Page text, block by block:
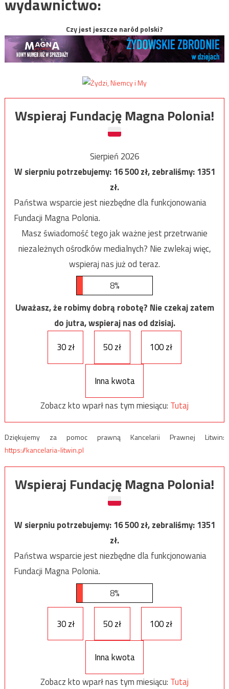
Czy jest jeszcze naród polski?
Wspieraj Fundację Magna Polonia!
Sierpień 2026
W sierpniu potrzebujemy:16 500zł, zebraliśmy:1351
zł.
Państwa wsparcie jest niezbędne dla funkcjonowania
Fundacji Magna Polonia.
Masz świadomość tego jak ważne jest przetrwanie
niezależnych ośrodków medialnych? Nie zwlekaj więc,
wspieraj nas już od teraz.
8%
Uważasz, że robimy dobrą robotę? Nie czekaj zatem
do jutra, wspieraj nas od dzisiaj.
30 zł
50 zł 100 zł
Inna kwota
Zobacz kto wparł nas tym miesiącu: Tutaj
Dziękujemy za pomoc prawną Kancelarii Prawnej Litwin:
https://kancelaria-litwin.pl
Wspieraj Fundację Magna Polonia!
W sierpniu potrzebujemy:16 500zł, zebraliśmy:1351
zł.
Państwa wsparcie jest niezbędne dla funkcjonowania
Fundacji Magna Polonia.
8%
30 zł 50 zł 100 zł
Inna kwota
Zobacz kto wparł nas tym miesiącu: Tutaj